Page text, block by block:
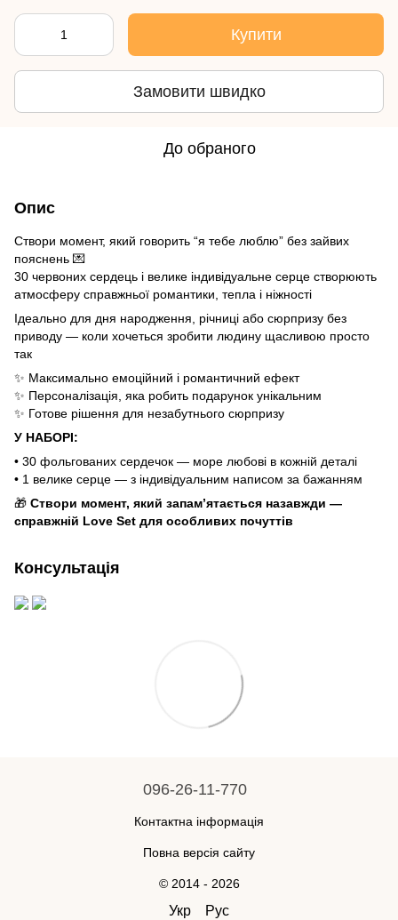
Купити
Замовити швидко
До обраного
Опис
Створи момент, який говорить “я тебе люблю” без зайвих
пояснень 💌
30 червоних сердець і велике індивідуальне серце створюють
атмосферу справжньої романтики, тепла і ніжності
Ідеально для дня народження, річниці або сюрпризу без
приводу — коли хочеться зробити людину щасливою просто
так
✨ Максимально емоційний і романтичний ефект
✨ Персоналізація, яка робить подарунок унікальним
✨ Готове рішення для незабутнього сюрпризу
У НАБОРІ:
• 30 фольгованих сердечок — море любові в кожній деталі
• 1 велике серце — з індивідуальним написом за бажанням
🎁 Створи момент, який запам’ятається назавжди —
справжній Love Set для особливих почуттів
Консультація
096-26-11-770
Контактна інформація
Повна версія сайту
© 2014 - 2026
Укр Рус